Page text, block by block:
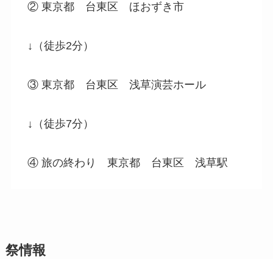
② 東京都 台東区 ほおずき市
↓（徒歩2分）
③ 東京都 台東区 浅草演芸ホール
↓（徒歩7分）
④ 旅の終わり 東京都 台東区 浅草駅
祭情報